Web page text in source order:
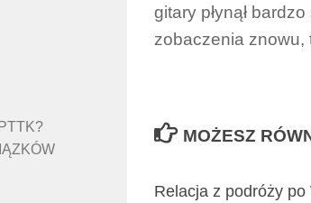
gitary płynął
zobaczenia znowu,
MOŻESZ
Relacja z podróży po